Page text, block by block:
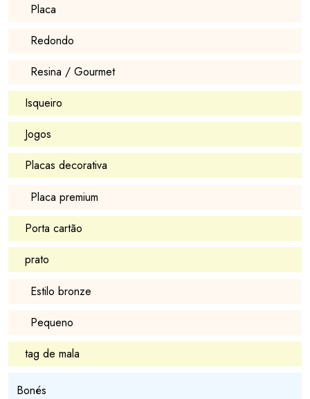
Placa
Redondo
Resina / Gourmet
Isqueiro
Jogos
Placas decorativa
Placa premium
Porta cartão
prato
Estilo bronze
Pequeno
tag de mala
Bonés